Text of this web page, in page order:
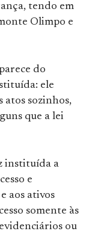
tendo em
Olimpo e
do
ele
atos sozinhos,
que a lei
instituída a
e
aos ativos
somente às
ou